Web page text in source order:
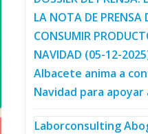
LA NOTA DE PRENSA
CONSUMIR
NAVIDAD (05-12-
Albacete anima a
Navidad para
Laborconsulting